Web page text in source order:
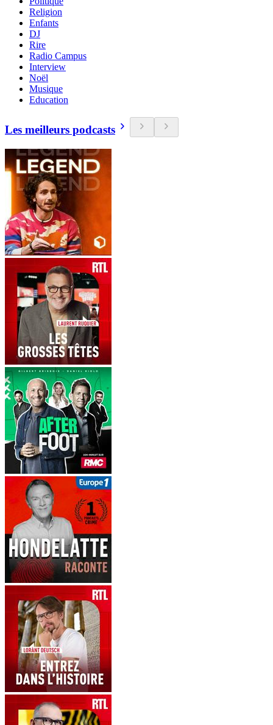
Religion
Enfants
DJ
Rire
Radio Campus
Interview
Noël
Musique
Education
Les meilleurs podcasts